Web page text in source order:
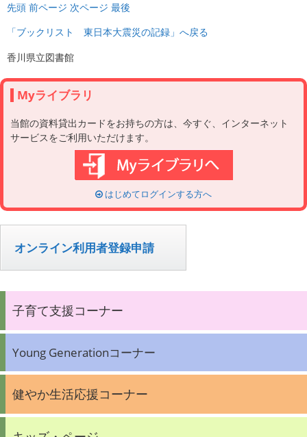
先頭 前ページ 次ページ 最後
「ブックリスト 東日本大震災の記録」へ戻る
香川県立図書館
Myライブラリ
当館の資料貸出カードをお持ちの方は、今すぐ、インターネット
サービスをご利用いただけます。
はじめてログインする方へ
オンライン利用者登録申請
子育て支援コーナー
Young Generationコーナー
健やか生活応援コーナー